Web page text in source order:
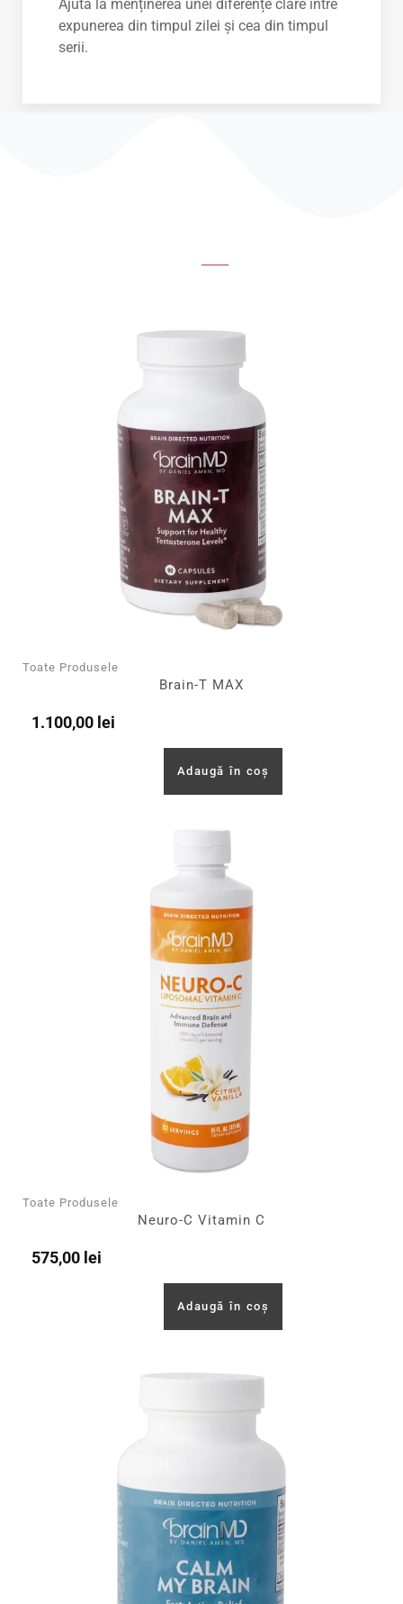
Ajută la menținerea unei diferențe clare între
expunerea din timpul zilei și cea din timpul
serii.
Toate Produsele
Brain-T MAX
1.100,00 lei
Adaugă în coș
Toate Produsele
Neuro-C Vitamin C
575,00 lei
Adaugă în coș